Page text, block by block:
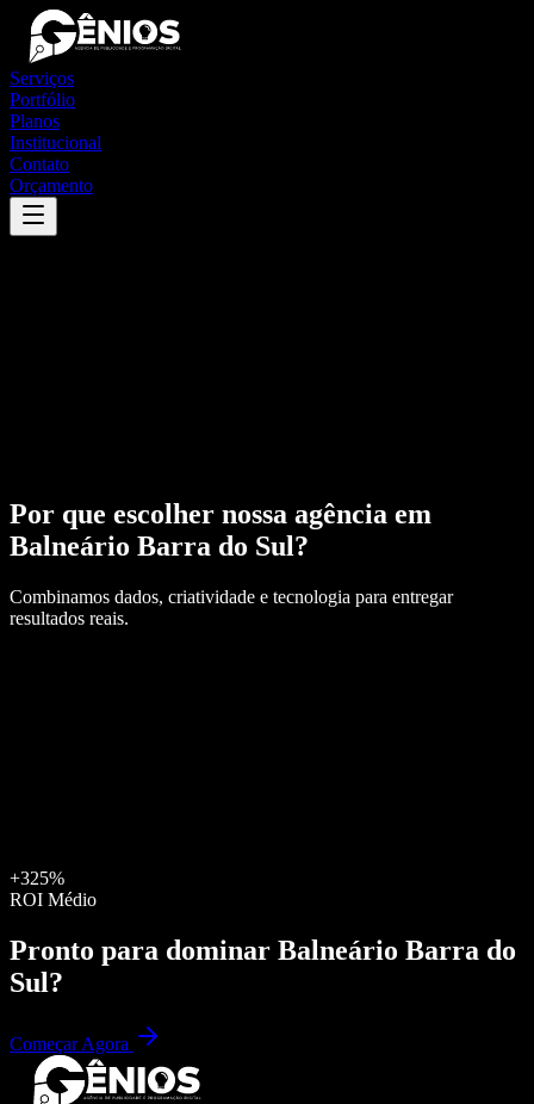
Serviços
Portfólio
Planos
Institucional
Contato
Orçamento
Por que escolher nossa agência em
Balneário Barra do Sul?
Combinamos dados, criatividade e tecnologia para entregar
resultados reais.
+325%
ROI Médio
Pronto para dominar Balneário Barra do
Sul?
Começar Agora